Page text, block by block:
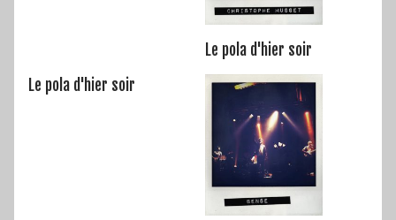
Le pola d'hier soir
Le pola d'hier soir